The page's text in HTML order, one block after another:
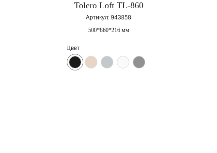
Tolero Loft TL-860
Артикул: 943858
500*860*216 мм
Цвет
кухонных моек «Polygran»